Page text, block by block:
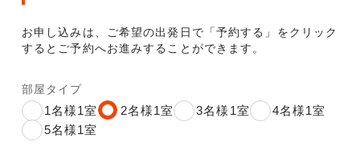
お申し込みは、ご希望の出発日で「予約する」をクリック
するとご予約へお進みすることができます。
部屋タイプ
1名様1室 2名様1室 3名様1室
4名様1室
5名様1室